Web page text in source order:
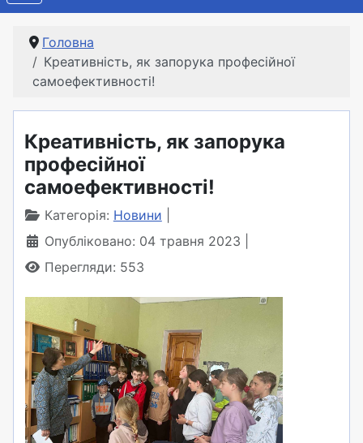
Головна
Креативність, як запорука професійної
самоефективності!
Креативність, як запорука
професійної
самоефективності!
Категорія: Новини
Опубліковано: 04 травня 2023
Перегляди: 553